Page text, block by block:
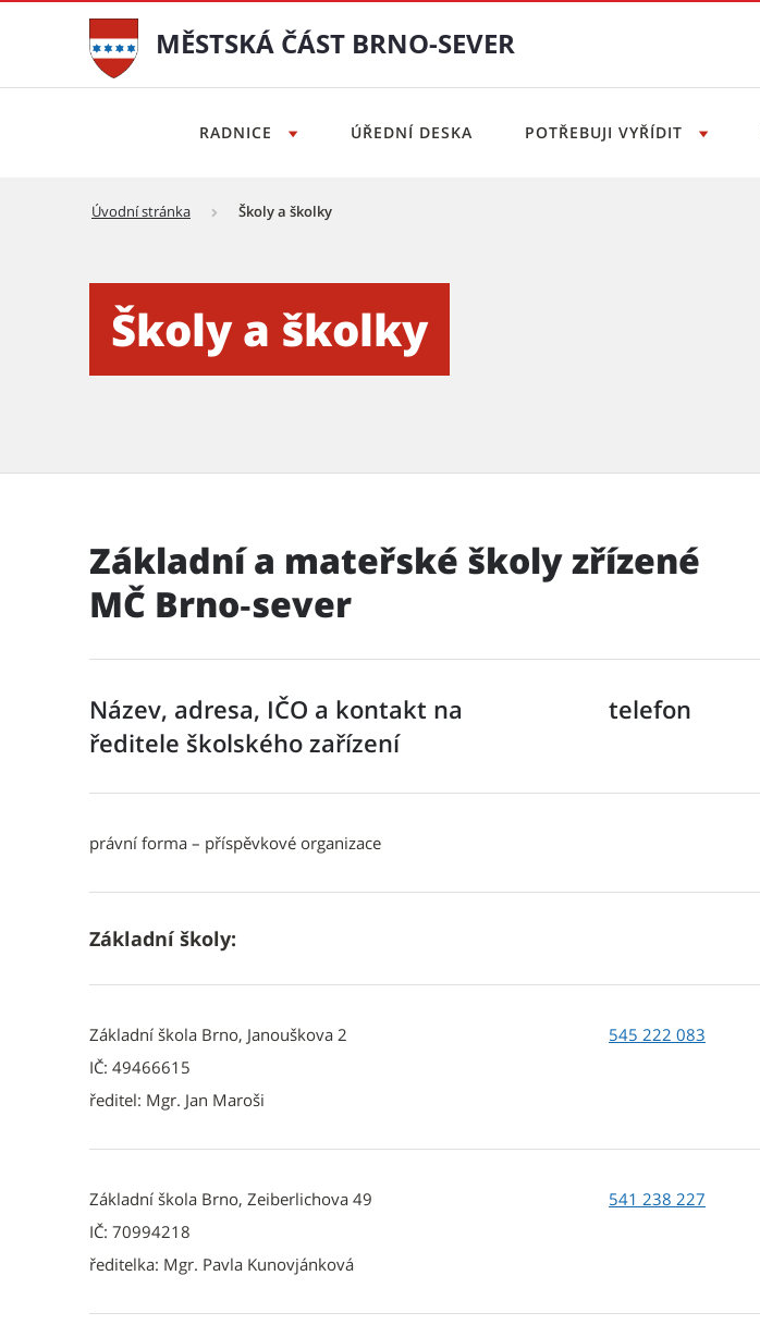
MĚSTSKÁ ČÁST BRNO-SEVER
RADNICE ÚŘEDNÍ DESKA POTŘEBUJI VYŘÍDIT
Úvodní stránka Školy a školky
Školy a školky
Základní a mateřské školy zřízené
MČ Brno‑sever
Název, adresa, IČO a kontakt na
ředitele školského zařízení
telefon
právní forma – příspěvkové organizace
Základní školy:
Základní škola Brno, Janouškova 2
IČ: 49466615
ředitel: Mgr. Jan Maroši
545 222 083
Základní škola Brno, Zeiberlichova 49
IČ: 70994218
ředitelka: Mgr. Pavla Kunovjánková
541 238 227